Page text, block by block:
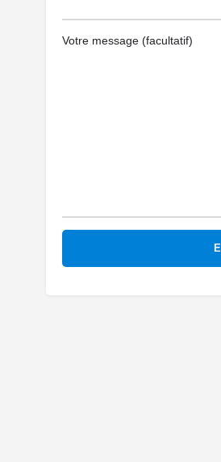
Votre message (facultatif)